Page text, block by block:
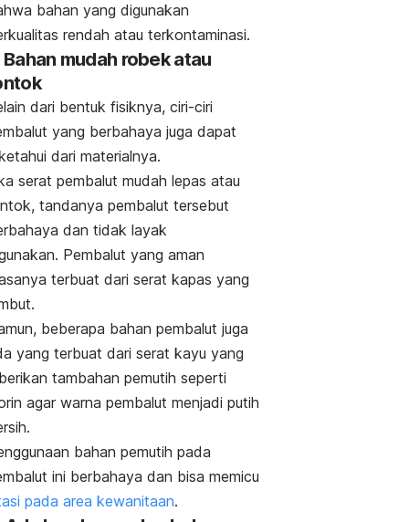
bahan yang digunakan
rendah atau terkontaminasi.
Bahan mudah robek atau
dari bentuk fisiknya, ciri-ciri
yang berbahaya juga dapat
dari materialnya.
serat pembalut mudah lepas atau
tandanya pembalut tersebut
dan tidak layak
Pembalut yang aman
terbuat dari serat kapas yang
beberapa bahan pembalut juga
yang terbuat dari serat kayu yang
tambahan pemutih seperti
agar warna pembalut menjadi putih
bahan pemutih pada
ini berbahaya dan bisa memicu
pada area kewanitaan.